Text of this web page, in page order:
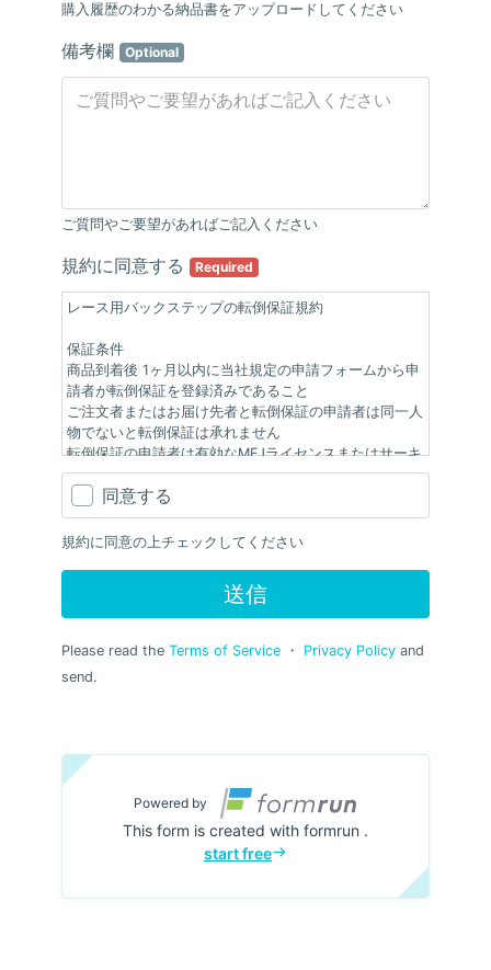
購入履歴のわかる納品書をアップロードしてください
備考欄 Optional
ご質問やご要望があればご記入ください
規約に同意する Required
レース用バックステップの転倒保証規約
保証条件
商品到着後 1ヶ月以内に当社規定の申請フォームから申
請者が転倒保証を登録済みであること
ご注文者またはお届け先者と転倒保証の申請者は同一人
物でないと転倒保証は承れません
転倒保証の申請者は有効なMFJライセンスまたはサーキ
ットライセンスを保有していること
他社の管理するWebサイト、販売店様からご購入し申請
する場合はご購入先の納品書も提出願います
した場合に限り、破損部分の補修部品のみを保証し郵送
で提供します
破損部分の補修部品のみを提供するものであり、本製品
一式を提供ことはありません
傷、汚れなどステップ本来の機能に影響がない場合は提
シフトペダル、ブレーキペダル、左右ステップバー、左
右シフトペグ 保証期間内 各1セット
その他の部品 保証期間内 各3セットまで
ただし転倒保証を登録後1年間未使用の場合、1年ごとに
同意する
規約に同意の上チェックしてください
送信
Please read the Terms of Service ・ Privacy Policy and
send.
Powered by
This form is created with formrun .
start free